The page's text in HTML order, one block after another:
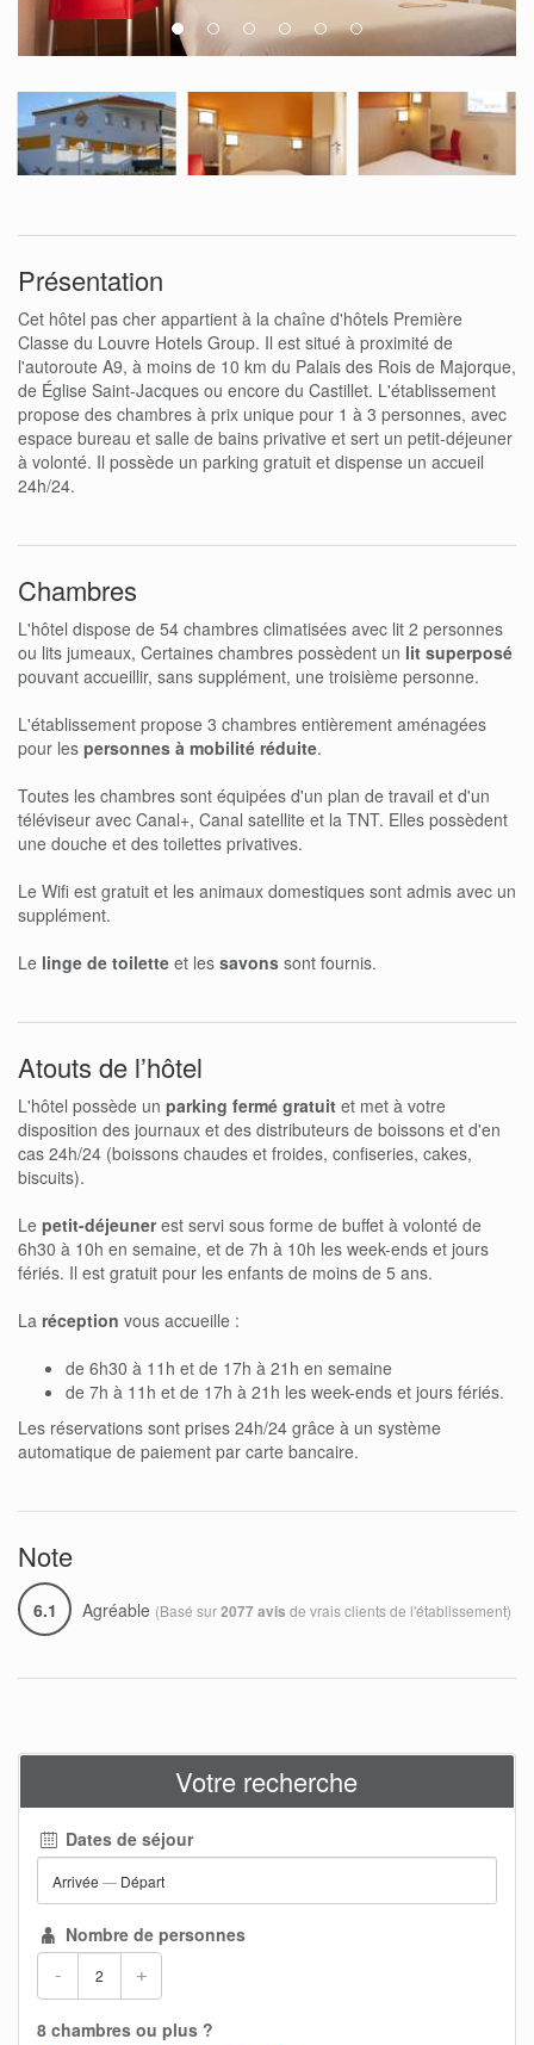
Présentation
Cet hôtel pas cher appartient à la chaîne d'hôtels Première
Classe du Louvre Hotels Group. Il est situé à proximité de
l'autoroute A9, à moins de 10 km du Palais des Rois de Majorque,
de Église Saint-Jacques ou encore du Castillet. L'établissement
propose des chambres à prix unique pour 1 à 3 personnes, avec
espace bureau et salle de bains privative et sert un petit-déjeuner
à volonté. Il possède un parking gratuit et dispense un accueil
24h/24.
Chambres
L'hôtel dispose de 54 chambres climatisées avec lit 2 personnes
ou lits jumeaux, Certaines chambres possèdent un lit superposé
pouvant accueillir, sans supplément, une troisième personne.
L'établissement propose 3 chambres entièrement aménagées
pour les personnes à mobilité réduite.
Toutes les chambres sont équipées d'un plan de travail et d'un
téléviseur avec Canal+, Canal satellite et la TNT. Elles possèdent
une douche et des toilettes privatives.
Le Wifi est gratuit et les animaux domestiques sont admis avec un
supplément.
Le linge de toilette et les savons sont fournis.
Atouts de l’hôtel
L'hôtel possède un parking fermé gratuit et met à votre
disposition des journaux et des distributeurs de boissons et d'en
cas 24h/24 (boissons chaudes et froides, confiseries, cakes,
biscuits).
Le petit-déjeunerest servi sous forme de buffet à volonté de
6h30 à 10h en semaine, et de 7h à 10h les week-ends et jours
fériés. Il est gratuit pour les enfants de moins de 5 ans.
La réception vous accueille :
de 6h30 à 11h et de 17h à 21h en semaine
de 7h à 11h et de 17h à 21h les week-ends et jours fériés.
Les réservations sont prises 24h/24 grâce à un système
automatique de paiement par carte bancaire.
Note
6.1 Agréable (Basé sur2077 avis de vrais clients de l'établissement)
Votre recherche
Dates de séjour
Arrivée — Départ
Nombre de personnes
- +
8 chambres ou plus ?